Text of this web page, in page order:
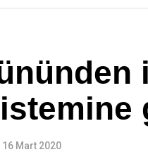
16 Mart 2020